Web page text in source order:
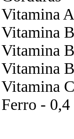
Vitamina
Vitamina
Vitamina
Vitamina
Vitamina C
Ferro - 0,4